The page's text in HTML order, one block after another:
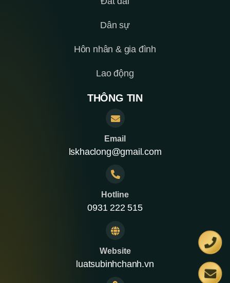
Dân sự
Hôn nhân & gia đình
Lao động
THÔNG TIN
Email
lskhaclong@gmail.com
Hotline
0931 222 515
Website
luatsubinhchanh.vn